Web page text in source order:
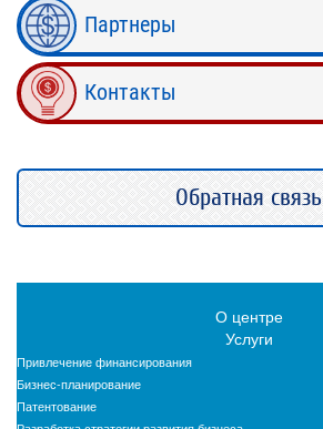
Партнеры
Контакты
Обратная связь
О центре
Услуги
Привлечение финансирования
Бизнес-планирование
Патентование